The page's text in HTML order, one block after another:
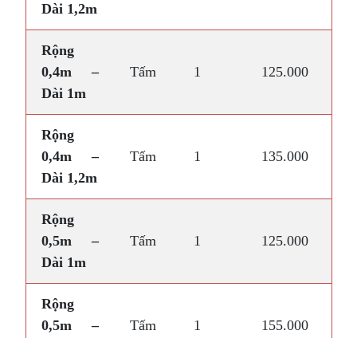
Dài 1,2m
Rộng
0,4m –
Dài 1m
Tấm 1 125.000
Rộng
0,4m –
Dài 1,2m
Tấm 1 135.000
Rộng
0,5m –
Dài 1m
Tấm 1 125.000
Rộng
0,5m –
Tấm 1 155.000